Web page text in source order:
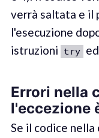
verrà saltata e il
l'esecuzione
istruzioni try ed
Errori nella
l'eccezione
Se il codice nella